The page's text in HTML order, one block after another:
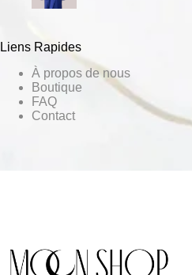
Liens Rapides
À propos de nous
Boutique
FAQ
Contact